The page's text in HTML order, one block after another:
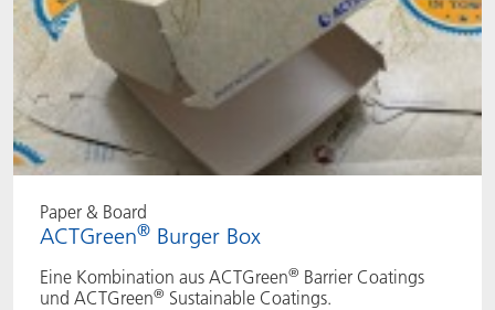
Paper & Board
ACTGreen® Burger Box
Eine Kombination aus ACTGreen® Barrier Coatings
und ACTGreen® Sustainable Coatings.